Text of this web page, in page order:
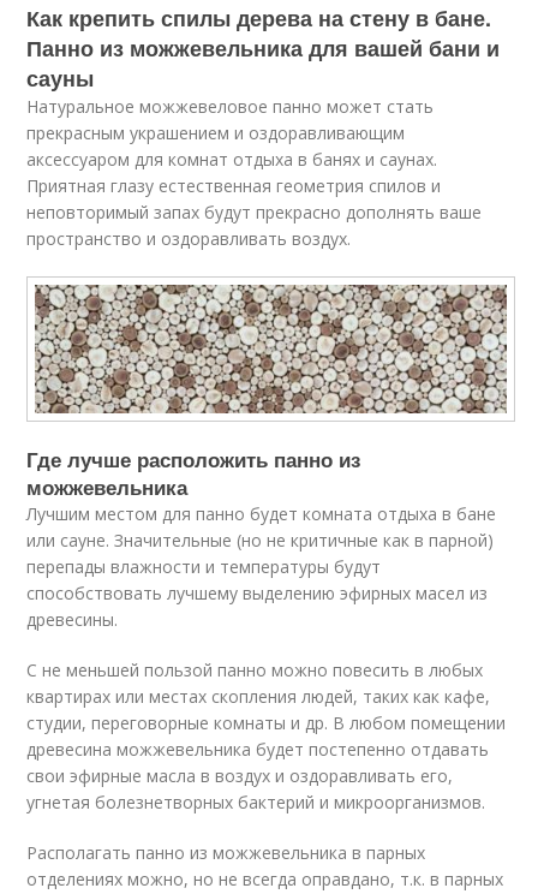
Как крепить спилы дерева на стену в бане.
Панно из можжевельника для вашей бани и
сауны
Натуральное можжевеловое панно может стать
прекрасным украшением и оздоравливающим
аксессуаром для комнат отдыха в банях и саунах.
Приятная глазу естественная геометрия спилов и
неповторимый запах будут прекрасно дополнять ваше
пространство и оздоравливать воздух.
Где лучше расположить панно из
можжевельника
Лучшим местом для панно будет комната отдыха в бане
или сауне. Значительные (но не критичные как в парной)
перепады влажности и температуры будут
способствовать лучшему выделению эфирных масел из
древесины.
С не меньшей пользой панно можно повесить в любых
квартирах или местах скопления людей, таких как кафе,
студии, переговорные комнаты и др. В любом помещении
древесина можжевельника будет постепенно отдавать
свои эфирные масла в воздух и оздоравливать его,
угнетая болезнетворных бактерий и микроорганизмов.
Располагать панно из можжевельника в парных
отделениях можно, но не всегда оправдано, т.к. в парных